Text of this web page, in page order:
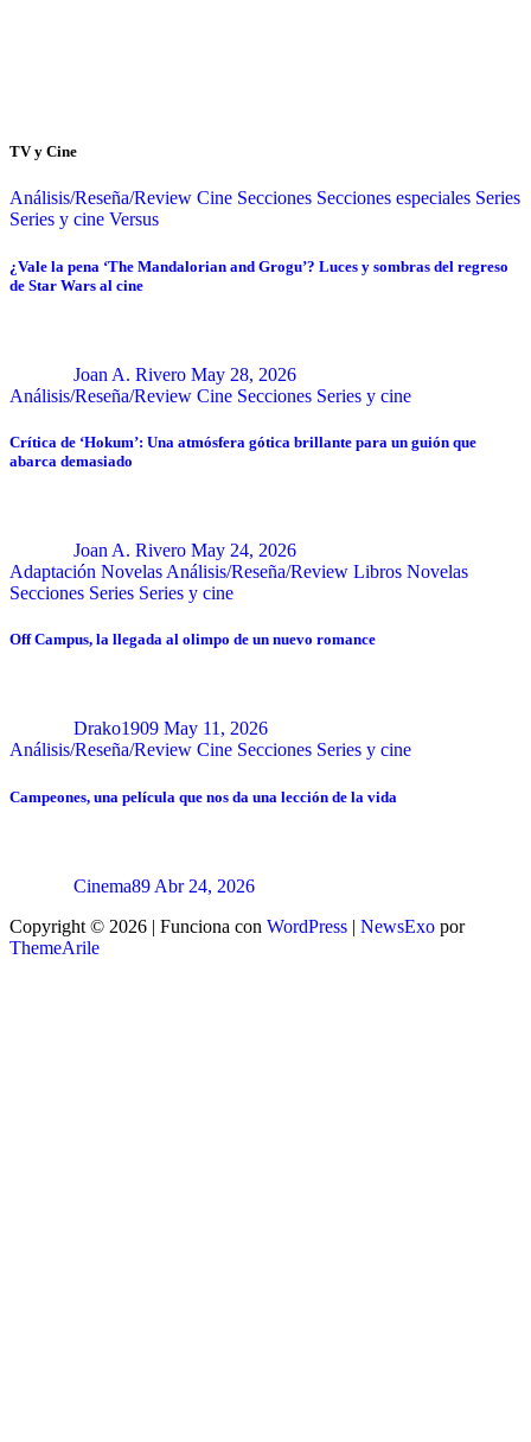
TV y Cine
Análisis/Reseña/Review Cine Secciones Secciones especiales Series
Series y cine Versus
¿Vale la pena ‘The Mandalorian and Grogu’? Luces y sombras del regreso
de Star Wars al cine
Joan A. Rivero May 28, 2026
Análisis/Reseña/Review Cine Secciones Series y cine
Crítica de ‘Hokum’: Una atmósfera gótica brillante para un guión que
abarca demasiado
Joan A. Rivero May 24, 2026
Adaptación Novelas Análisis/Reseña/Review Libros Novelas
Secciones Series Series y cine
Off Campus, la llegada al olimpo de un nuevo romance
Drako1909 May 11, 2026
Análisis/Reseña/Review Cine Secciones Series y cine
Campeones, una película que nos da una lección de la vida
Cinema89 Abr 24, 2026
Copyright © 2026 | Funciona con WordPress | NewsExo por
ThemeArile